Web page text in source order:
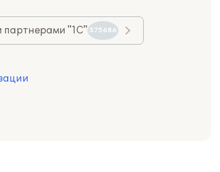
партнерами "1С" 575686